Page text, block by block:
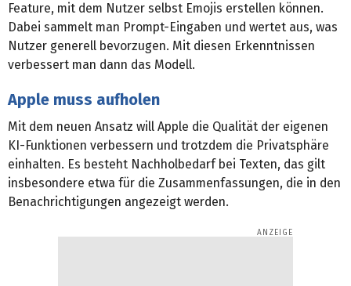
Feature, mit dem Nutzer selbst Emojis erstellen können.
Dabei sammelt man Prompt-Eingaben und wertet aus, was
Nutzer generell bevorzugen. Mit diesen Erkenntnissen
verbessert man dann das Modell.
Apple muss aufholen
Mit dem neuen Ansatz will Apple die Qualität der eigenen
KI-Funktionen verbessern und trotzdem die Privatsphäre
einhalten. Es besteht Nachholbedarf bei Texten, das gilt
insbesondere etwa für die Zusammenfassungen, die in den
Benachrichtigungen angezeigt werden.